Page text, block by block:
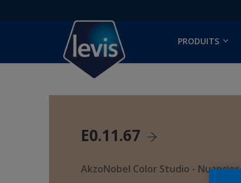
PRODUITS
E0.11.67
AkzoNobel Color Studio -